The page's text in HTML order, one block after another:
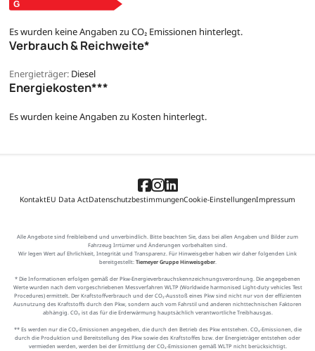
Es wurden keine Angaben zu CO₂ Emissionen hinterlegt.
Verbrauch & Reichweite*
Energieträger: Diesel
Energiekosten***
Es wurden keine Angaben zu Kosten hinterlegt.
KontaktEU Data ActDatenschutzbestimmungenCookie-EinstellungenImpressum
Alle Angebote sind freibleibend und unverbindlich. Bitte beachten Sie, dass bei allen Angaben und Bilder zum
Fahrzeug Irrtümer und Änderungen vorbehalten sind.
Wir legen Wert auf Ehrlichkeit, Integrität und Transparenz. Für Hinweisgeber haben wir daher folgenden Link
bereitgestellt: Tiemeyer Gruppe Hinweisgeber.
* Die Informationen erfolgen gemäß der Pkw-Energieverbrauchskennzeichnungsverordnung. Die angegebenen
Werte wurden nach dem vorgeschriebenen Messverfahren WLTP (Worldwide harmonised Light-duty vehicles Test
Procedures) ermittelt. Der Kraftstoffverbrauch und der CO₂-Ausstoß eines Pkw sind nicht nur von der effizienten
Ausnutzung des Kraftstoffs durch den Pkw, sondern auch vom Fahrstil und anderen nichttechnischen Faktoren
abhängig. CO₂ ist das für die Erderwärmung hauptsächlich verantwortliche Treibhausgas.
** Es werden nur die CO₂-Emissionen angegeben, die durch den Betrieb des Pkw entstehen. CO₂-Emissionen, die
durch die Produktion und Bereitstellung des Pkw sowie des Kraftstoffes bzw. der Energieträger entstehen oder
vermieden werden, werden bei der Ermittlung der CO₂-Emissionen gemäß WLTP nicht berücksichtigt.